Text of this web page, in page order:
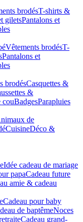
brodésT-shirts &
giletsPantalons et
Vêtements brodésT-
Pantalons et
brodésCasquettes &
&
couBadgesParapluies
de
CuisineDéco &
Idée cadeau de mariage​
papaCadeau future
amie & cadeau
Cadeau pour baby
de baptêmeNoces
Cadeau grand-